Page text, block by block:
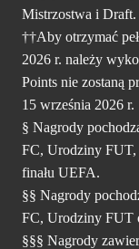
Mistrzostwa i Draft.
††Aby otrzymać
2026 r. należy
Points nie zostaną
15 września 2026 r.
§ Nagrody
FC, Urodziny FUT,
finału UEFA.
§§ Nagrody
FC, Urodziny FUT
§§§ Nagrody